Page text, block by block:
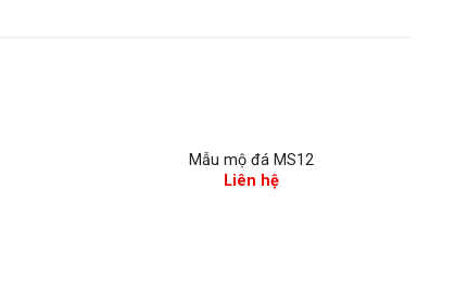
Mẫu mộ đá MS12
Liên hệ